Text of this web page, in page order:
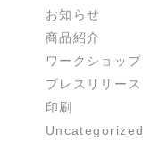
お知らせ
商品紹介
ワークショップ
プレスリリース
印刷
Uncategorized